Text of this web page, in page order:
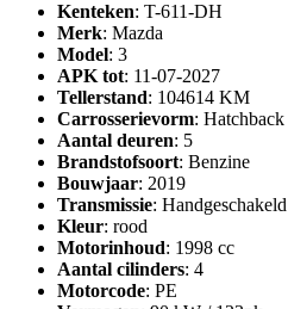
Kenteken: T-611-DH
Merk: Mazda
Model: 3
APK tot: 11-07-2027
Tellerstand: 104614 KM
Carrosserievorm: Hatchback
Aantal deuren: 5
Brandstofsoort: Benzine
Bouwjaar: 2019
Transmissie: Handgeschakeld
Kleur: rood
Motorinhoud: 1998 cc
Aantal cilinders: 4
Motorcode: PE